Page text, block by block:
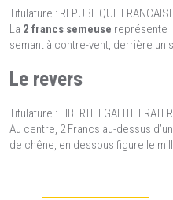
Titulature : REPUBLIQUE
La 2 francs semeuse représente
semant à contre-vent, derrière un
Le revers
Titulature : LIBERTE EGALITE
Au centre, 2 Francs au-dessus
de chêne, en dessous figure le